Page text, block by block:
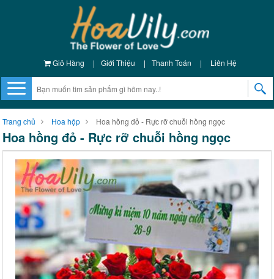
Giỏ Hàng | Giới Thiệu | Thanh Toán | Liên Hệ
Trang chủ Hoa hộp Hoa hồng đỏ - Rực rỡ chuỗi hồng ngọc
Hoa hồng đỏ - Rực rỡ chuỗi hồng ngọc